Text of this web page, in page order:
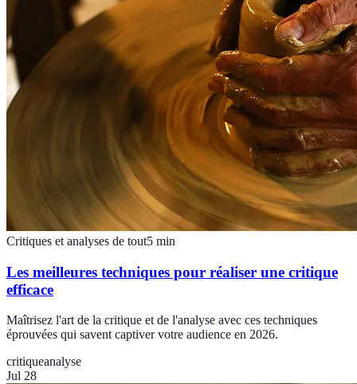
Critiques et analyses de tout5 min
Les meilleures techniques pour réaliser une critique
efficace
Maîtrisez l'art de la critique et de l'analyse avec ces techniques
éprouvées qui savent captiver votre audience en 2026.
critiqueanalyse
Jul 28